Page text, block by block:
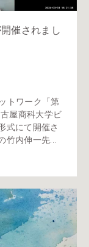
催されまし
トワーク「第
屋商科大学ビ
式にて開催さ
竹内伸一先...